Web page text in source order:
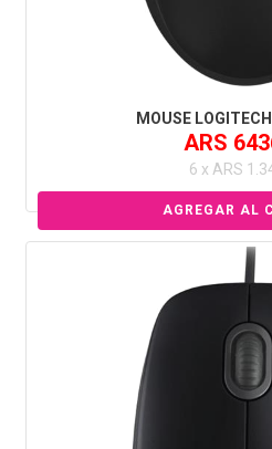
MOUSE
ARS
6 x ARS